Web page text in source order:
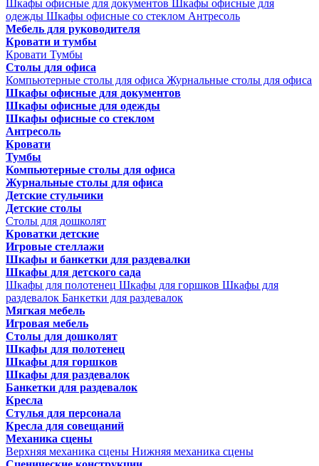
Шкафы офисные для документов Шкафы офисные для
одежды Шкафы офисные со стеклом Антресоль
Мебель для руководителя
Кровати и тумбы
Кровати Тумбы
Столы для офиса
Компьютерные столы для офиса Журнальные столы для офиса
Шкафы офисные для документов
Шкафы офисные для одежды
Шкафы офисные со стеклом
Антресоль
Кровати
Тумбы
Компьютерные столы для офиса
Журнальные столы для офиса
Детские стульчики
Детские столы
Столы для дошколят
Кроватки детские
Игровые стеллажи
Шкафы и банкетки для раздевалки
Шкафы для детского сада
Шкафы для полотенец Шкафы для горшков Шкафы для
раздевалок Банкетки для раздевалок
Мягкая мебель
Игровая мебель
Столы для дошколят
Шкафы для полотенец
Шкафы для горшков
Шкафы для раздевалок
Банкетки для раздевалок
Кресла
Стулья для персонала
Кресла для совещаний
Механика сцены
Верхняя механика сцены Нижняя механика сцены